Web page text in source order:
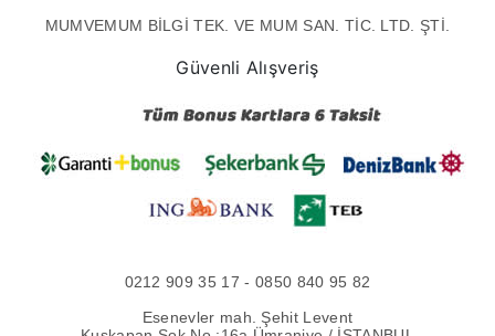
MUMVEMUM BİLGİ TEK. VE MUM SAN. TİC. LTD. ŞTİ.
Güvenli Alışveriş
0212 909 35 17 - 0850 840 95 82
Esenevler mah. Şehit Levent